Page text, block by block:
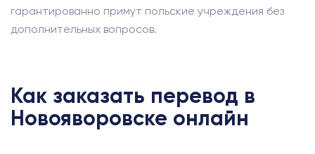
гарантированно примут польские учреждения без
дополнительных вопросов.
Как заказать перевод в
Новояворовске онлайн